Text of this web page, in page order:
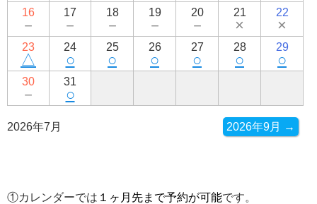
16
－
17
－
18
－
19
－
20
－
21
×
22
×
23
△
24
○
25
○
26
○
27
○
28
○
29
○
30
－
31
○
2026年7月 2026年9月 →
①カレンダーでは １ヶ月先まで予約が可能です。